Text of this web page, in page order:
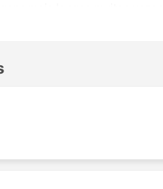
destinos de longo curso
de ônibus.
Tours and Travels incluem: